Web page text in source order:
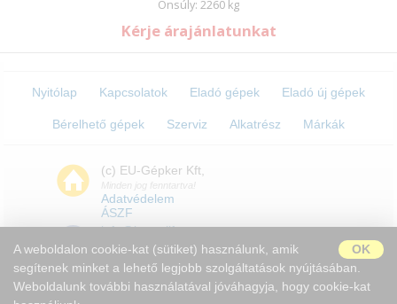
OK
A weboldalon cookie-kat (sütiket) használunk, amik
segítenek minket a lehető legjobb szolgáltatások nyújtásában.
Weboldalunk további használatával jóváhagyja, hogy cookie-kat
Önsúly: 2260 kg
Kérje árajánlatunkat
Nyitólap Kapcsolatok Eladó gépek Eladó új gépek
Bérelhető gépek Szerviz Alkatrész Márkák
(c) EU-Gépker Kft,
Minden jog fenntartva!
Adatvédelem
ÁSZF
info@boomlift.eu
H-9028 Győr Serfőződombi